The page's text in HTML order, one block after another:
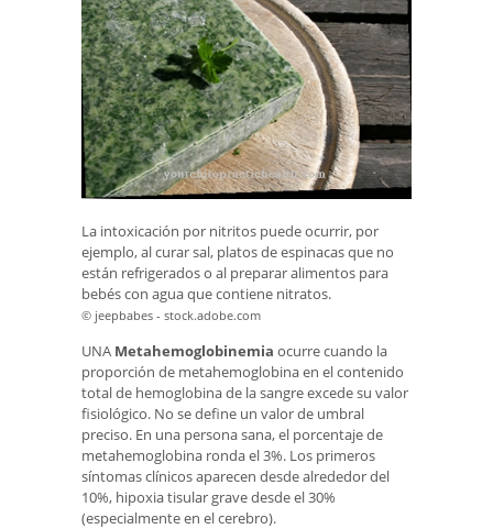
La intoxicación por nitritos puede ocurrir, por
ejemplo, al curar sal, platos de espinacas que no
están refrigerados o al preparar alimentos para
bebés con agua que contiene nitratos.
© jeepbabes - stock.adobe.com
UNA Metahemoglobinemia ocurre cuando la
proporción de metahemoglobina en el contenido
total de hemoglobina de la sangre excede su valor
fisiológico. No se define un valor de umbral
preciso. En una persona sana, el porcentaje de
metahemoglobina ronda el 3%. Los primeros
síntomas clínicos aparecen desde alrededor del
10%, hipoxia tisular grave desde el 30%
(especialmente en el cerebro).